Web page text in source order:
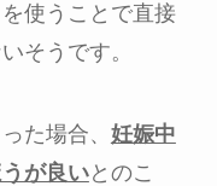
使うことで直接
そうです。
た場合、 妊娠中
が良いとのこ